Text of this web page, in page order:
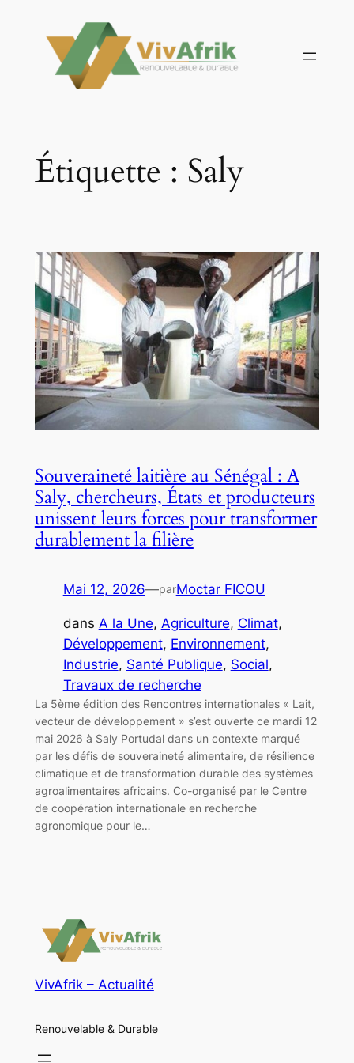
contenu
Étiquette : Saly
Souveraineté laitière au Sénégal : A
Saly, chercheurs, États et producteurs
unissent leurs forces pour transformer
durablement la filière
Mai 12, 2026—parMoctar FICOU
dans A la Une, Agriculture, Climat
Développement, Environnement
Industrie, Santé Publique, Social
Travaux de recherche
La 5ème édition des Rencontres internationales « Lait,
vecteur de développement » s’est ouverte ce mardi 12
mai 2026 à Saly Portudal dans un contexte marqué
par les défis de souveraineté alimentaire, de résilience
climatique et de transformation durable des systèmes
agroalimentaires africains. Co-organisé par le Centre
de coopération internationale en recherche
agronomique pour le…
VivAfrik – Actualité
Renouvelable & Durable